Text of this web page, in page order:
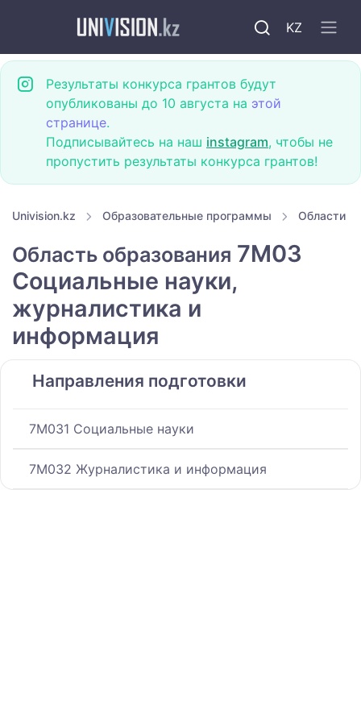
KZ
Результаты конкурса грантов будут
опубликованы до 10 августа на этой
странице.
Подписывайтесь на наш instagram, чтобы не
пропустить результаты конкурса грантов!
Univision.kz Образовательные программы Области
Область образования 7M03
Социальные науки,
журналистика и
информация
Направления подготовки
7M031 Социальные науки
7M032 Журналистика и информация